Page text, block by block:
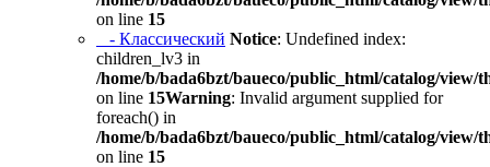
on line 15
- Классический Notice: Undefined index:
children_lv3 in
/home/b/bada6bzt/baueco/public_html/catalog/view/
on line 15Warning: Invalid argument supplied for
foreach() in
/home/b/bada6bzt/baueco/public_html/catalog/view/
on line 15